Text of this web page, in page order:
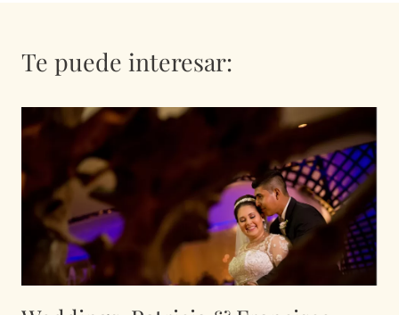
Te puede interesar: